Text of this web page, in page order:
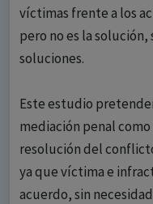
víctimas frente a los
pero no es la
soluciones.
Este estudio
mediación penal
resolución del
ya que víctima e
acuerdo, sin